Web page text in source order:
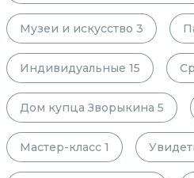
Музеи и искусство 3
Индивидуальные 15
Дом купца Зворыкина 5
Мастер-класс 1